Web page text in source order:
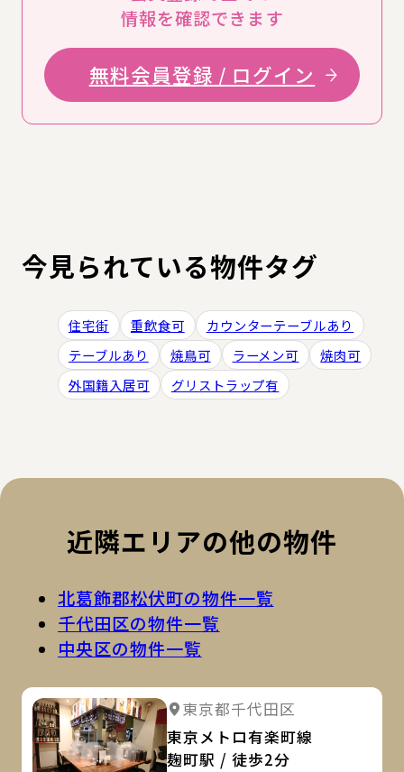
情報を確認できます
無料会員登録 / ログイン
今見られている物件タグ
住宅街 重飲食可
カウンターテーブルあり
テーブルあり
焼鳥可 ラーメン可
焼肉可
外国籍入居可
グリストラップ有
近隣エリアの他の物件
北葛飾郡松伏町の物件一覧
千代田区の物件一覧
中央区の物件一覧
詳細を見る
東京都千代田区
東京メトロ有楽町線
麹町駅 / 徒歩2分